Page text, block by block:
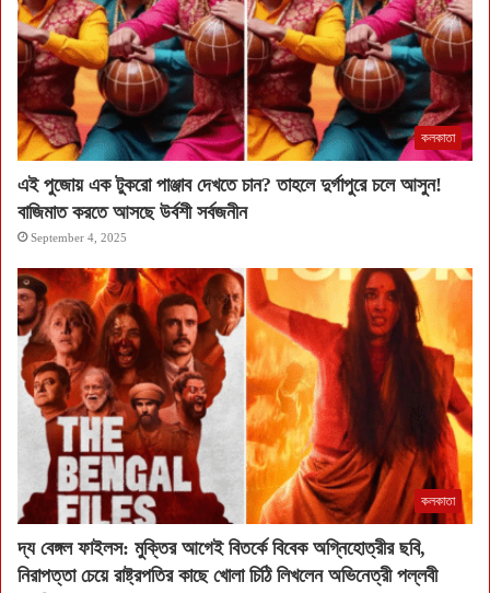
কলকাতা
এই পুজোয় এক টুকরো পাঞ্জাব দেখতে চান? তাহলে দুর্গাপুরে চলে আসুন!
বাজিমাত করতে আসছে উর্বশী সর্বজনীন
September 4, 2025
কলকাতা
দ্য বেঙ্গল ফাইলস: মুক্তির আগেই বিতর্কে বিবেক অগ্নিহোত্রীর ছবি,
নিরাপত্তা চেয়ে রাষ্ট্রপতির কাছে খোলা চিঠি লিখলেন অভিনেত্রী পল্লবী